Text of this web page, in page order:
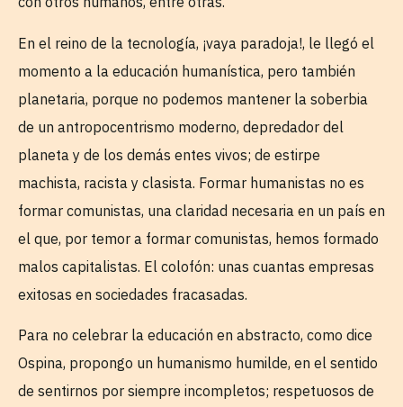
En el reino de la tecnología, ¡vaya paradoja!, le llegó el
momento a la educación humanística, pero también
planetaria, porque no podemos mantener la soberbia
de un antropocentrismo moderno, depredador del
planeta y de los demás entes vivos; de estirpe
machista, racista y clasista. Formar humanistas no es
formar comunistas, una claridad necesaria en un país en
el que, por temor a formar comunistas, hemos formado
malos capitalistas. El colofón: unas cuantas empresas
exitosas en sociedades fracasadas.
Para no celebrar la educación en abstracto, como dice
Ospina, propongo un humanismo humilde, en el sentido
de sentirnos por siempre incompletos; respetuosos de